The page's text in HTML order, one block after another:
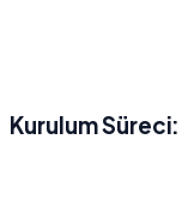
Kurulum Süreci: